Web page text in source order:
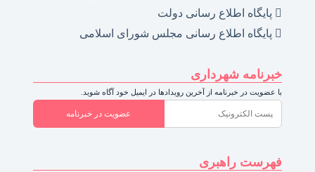
پایگاه اطلاع رسانی دولت
پایگاه اطلاع رسانی مجلس شورای اسلامی
خبرنامه شهرداری
با عضویت در خبرنامه از آخرین رویدادها در ایمیل خود آگاه شوید.
عضویت در خبرنامه
فهرست راهبری